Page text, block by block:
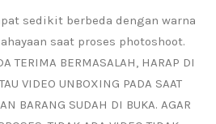
sedikit berbeda dengan warna
saat proses photoshoot.
TERIMA BERMASALAH, HARAP DI
VIDEO UNBOXING PADA SAAT
BARANG SUDAH DI BUKA. AGAR